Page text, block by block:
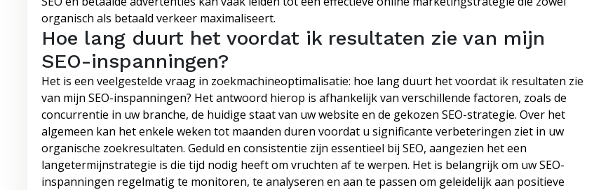
organisch als betaald verkeer maximaliseert.
Hoe lang duurt het voordat ik resultaten zie van mijn
SEO-inspanningen?
Het is een veelgestelde vraag in zoekmachineoptimalisatie: hoe lang duurt het voordat ik resultaten zie
van mijn SEO-inspanningen? Het antwoord hierop is afhankelijk van verschillende factoren, zoals de
concurrentie in uw branche, de huidige staat van uw website en de gekozen SEO-strategie. Over het
algemeen kan het enkele weken tot maanden duren voordat u significante verbeteringen ziet in uw
organische zoekresultaten. Geduld en consistentie zijn essentieel bij SEO, aangezien het een
langetermijnstrategie is die tijd nodig heeft om vruchten af te werpen. Het is belangrijk om uw SEO-
inspanningen regelmatig te monitoren, te analyseren en aan te passen om geleidelijk aan positieve